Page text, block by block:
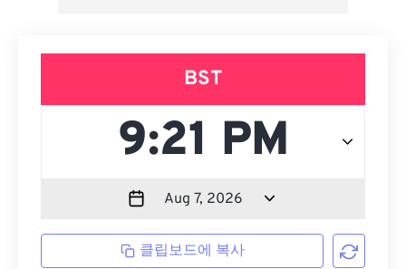
BST
클립보드에 복사